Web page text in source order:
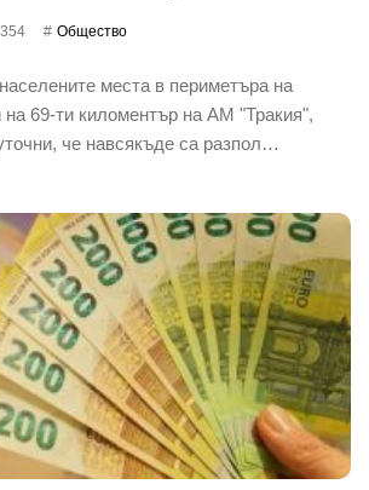
354 Общество
места в периметъра на
на 69-ти киломентър на АМ "Тракия",
че навсякъде са разпол…